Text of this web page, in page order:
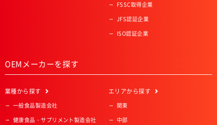
FSSC取得企業
JFS認証企業
ISO認証企業
OEMメーカーを探す
業種から探す
一般食品製造会社
健康食品・サプリメント製造会社
エリアから探す
関東
中部